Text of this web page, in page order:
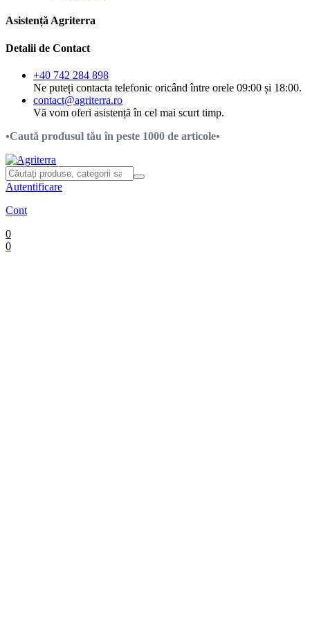
Asistență Agriterra
Detalii de Contact
+40 742 284 898
Ne puteți contacta telefonic oricând între orele 09:00 și 18:00.
contact@agriterra.ro
Vă vom oferi asistență în cel mai scurt timp.
•Caută produsul tău în peste 1000 de articole•
Autentificare
Cont
0
0